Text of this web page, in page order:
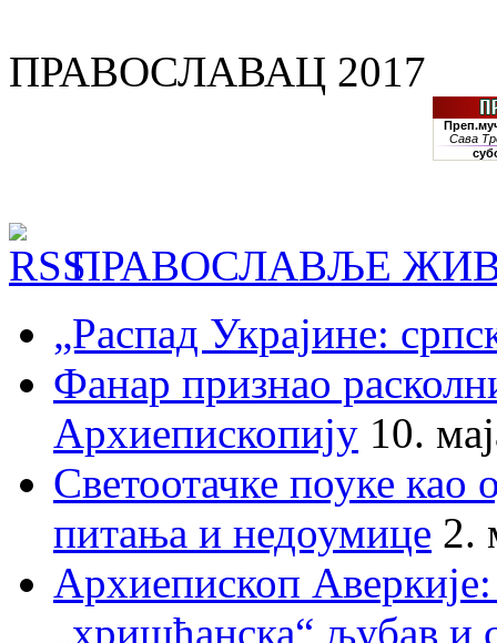
ПРАВОСЛАВАЦ 2017
ПРАВОСЛАВЉЕ
„Распад Украјине:
Фанар признао
Архиепископију 10.
Светоотачке поуке као
питања и недоумице 2.
Архиепископ
„хришћанска“ љубав и